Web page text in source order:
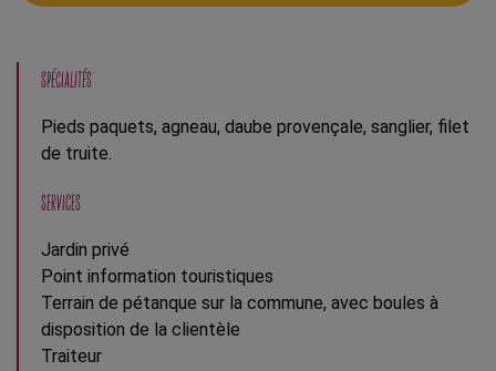
SPÉCIALITÉS
Pieds paquets, agneau, daube provençale, sanglier, filet
de truite.
SERVICES
Jardin privé
Point information touristiques
Terrain de pétanque sur la commune, avec boules à
disposition de la clientèle
Traiteur